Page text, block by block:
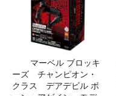
マーベル ブロッキ
ーズ チャンピオン・
クラス デアデビル ボ